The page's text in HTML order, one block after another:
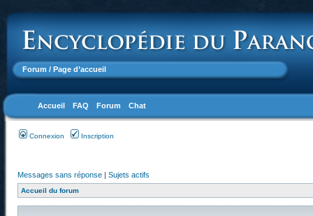
Forum / Page d’accueil
Accueil FAQ Forum Chat
Connexion Inscription
Messages sans réponse | Sujets actifs
Accueil du forum